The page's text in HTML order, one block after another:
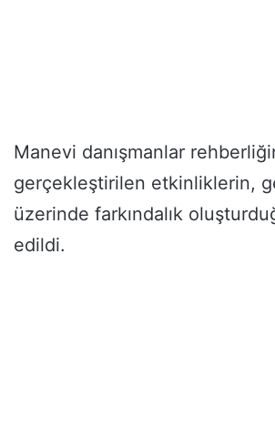
Manevi danışmanlar
gerçekleştirilen etkinliklerin,
üzerinde farkındalık
edildi.